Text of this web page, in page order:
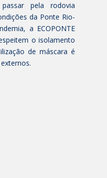
pela rodovia
da Ponte Rio-
a ECOPONTE
o isolamento
de máscara é